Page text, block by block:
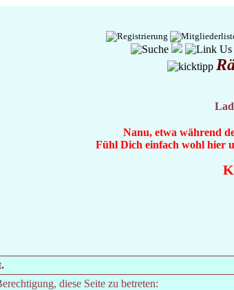
Nanu, etwa während
Fühl Dich einfach wohl hier
diese Seite zu betreten: